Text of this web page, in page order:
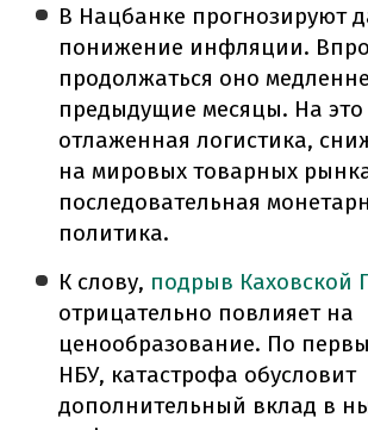
В Нацбанке прогнозируют
понижение инфляции.
продолжаться оно
предыдущие месяцы. На это
отлаженная логистика,
на мировых товарных
последовательная
политика.
К слову, подрыв Каховской
отрицательно повлияет на
ценообразование. По
НБУ, катастрофа обусловит
дополнительный вклад в